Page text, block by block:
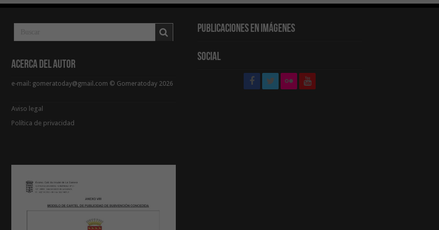
Acerca del Autor
e-mail: gomeratoday@gmail.com © Gomeratoday 2026
Aviso legal
Política de privacidad
Publicaciones en Imágenes
Social